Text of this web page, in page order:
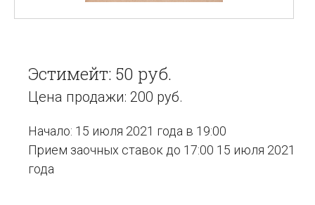
Эстимейт: 50 руб.
Цена продажи: 200 руб.
Начало: 15 июля 2021 года в 19:00
Прием заочных ставок до 17:00 15 июля 2021
года